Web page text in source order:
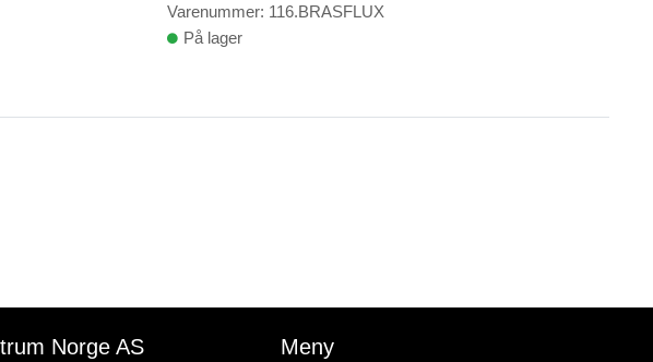
Varenummer: 116.BRASFLUX
På lager
Norge AS Meny